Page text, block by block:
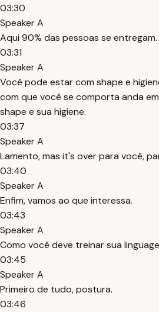
03:30
Speaker A
Aqui 90% das pessoas se entregam.
03:31
Speaker A
Você pode estar com shape e
com que você se comporta anda
shape e sua higiene.
03:37
Speaker A
Lamento, mas it's over para você,
03:40
Speaker A
Enfim, vamos ao que interessa.
03:43
Speaker A
Como você deve treinar sua
03:45
Speaker A
Primeiro de tudo, postura.
03:46